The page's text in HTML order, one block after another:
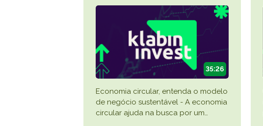
35:26
Economia circular, entenda o modelo
de negócio sustentável - A economia
circular ajuda na busca por um…